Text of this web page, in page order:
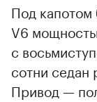
Под капотом
V6
с
сотни седан
Привод —